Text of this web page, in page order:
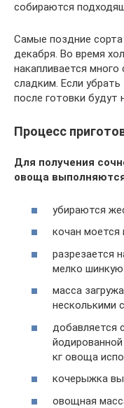
собираются
Самые поздние
декабря. Во время
накапливается
сладким. Если
после готовки будут
Процесс
Для получения
овоща
убираются
кочан моется
разрезается
мелко
масса
несколькими
добавляется
кг овоща
кочерыжка
овощная